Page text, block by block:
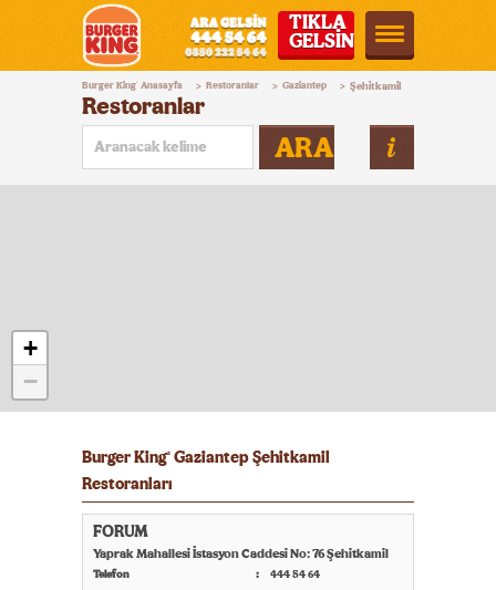
Burger
King®
Türkiye
TIKLA
GELSİN
Burger King® Anasayfa > Restoranlar > Gaziantep > Şehitkamil
Restoranlar
ARA
+
−
Burger King® Gaziantep Şehitkamil
Restoranları
FORUM
Yaprak Mahallesi İstasyon Caddesi No: 76 Şehitkamil
Telefon
444 54 64